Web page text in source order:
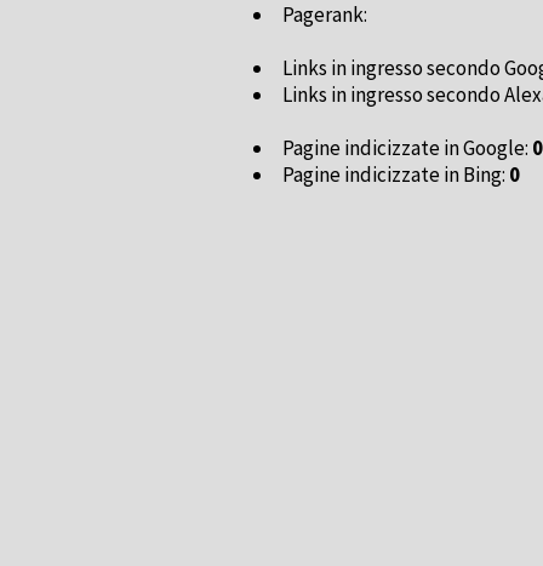
Pagerank:
Links in ingresso secondo
Links in ingresso secondo
Pagine indicizzate in Google: 0
Pagine indicizzate in Bing: 0